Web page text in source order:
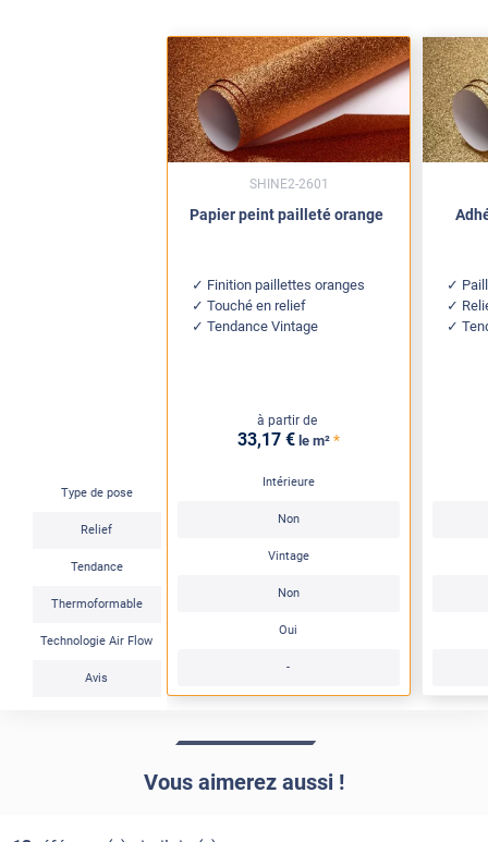
Type de pose
Relief
Tendance
Thermoformable
Technologie Air Flow
Avis
Papier peint pailleté orange
Finition paillettes oranges
Touché en relief
Tendance Vintage
à partir de
33,17 € le m² *
Intérieure
Non
Vintage
Non
Oui
-
SHINE2-2601
Vous aimerez aussi !